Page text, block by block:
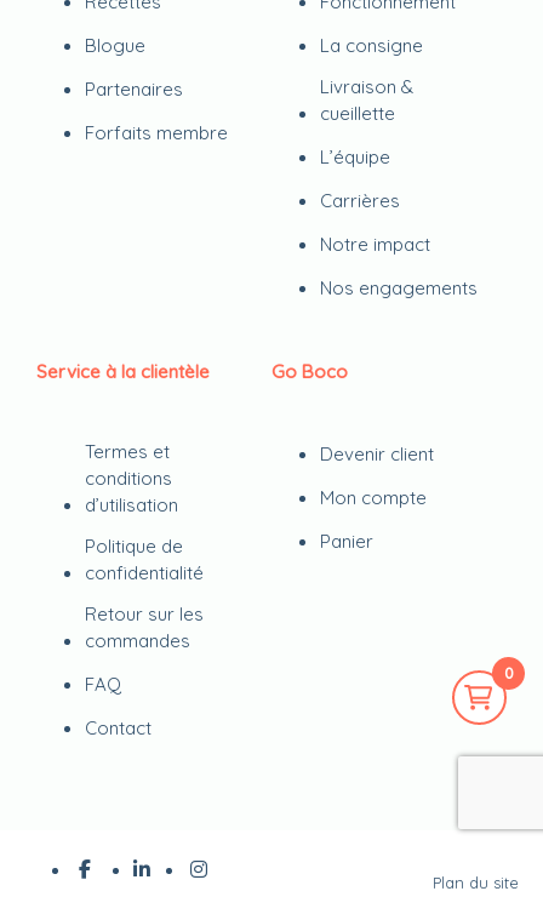
0
Blogue
Partenaires
Forfaits membre
La consigne
Livraison &
cueillette
L’équipe
Carrières
Notre impact
Nos engagements
Service à la clientèle
Termes et
conditions
d’utilisation
Politique de
confidentialité
Retour sur les
commandes
FAQ
Contact
Go Boco
Devenir client
Mon compte
Panier
Plan du site